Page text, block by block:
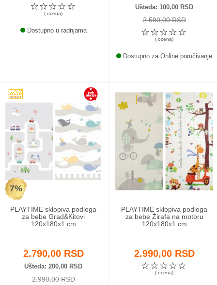
☆
☆
☆
☆
☆
( ocena)
Dostupno u radnjama
Ušteda 100,00 RSD
2.590,00 RSD
☆
☆
☆
☆
☆
( ocena)
Dostupno za Online poručivanje
7%
PLAYTIME sklopiva podloga
za bebe Grad&Kitovi
120x180x1 cm
2.790,00 RSD
Ušteda 200,00 RSD
2.990,00 RSD
PLAYTIME sklopiva podloga
za bebe Žirafa na motoru
120x180x1 cm
2.990,00 RSD
☆
☆
☆
☆
☆
( ocena)